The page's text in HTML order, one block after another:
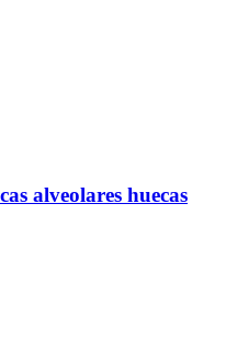
alveolares huecas